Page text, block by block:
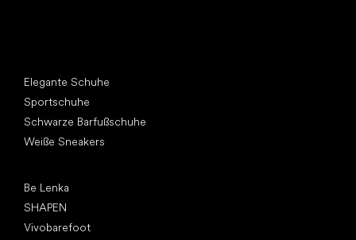
Elegante Schuhe
Sportschuhe
Schwarze Barfußschuhe
Weiße Sneakers
Be Lenka
SHAPEN
Vivobarefoot